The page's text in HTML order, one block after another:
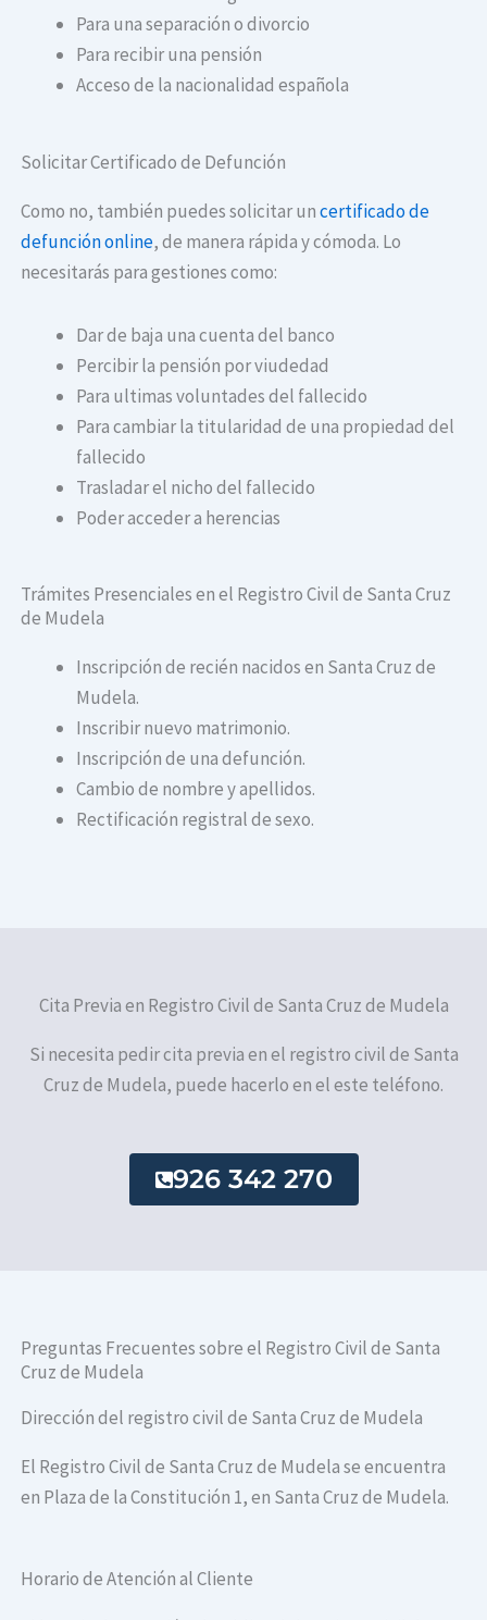
Para una separación o divorcio
Para recibir una pensión
Acceso de la nacionalidad española
Solicitar Certificado de Defunción
Como no, también puedes solicitar uncertificado de
defunción online, de manera rápida y cómoda. Lo
necesitarás para gestiones como:
Dar de baja una cuenta del banco
Percibir la pensión por viudedad
Para ultimas voluntades del fallecido
Para cambiar la titularidad de una propiedad del
fallecido
Trasladar el nicho del fallecido
Poder acceder a herencias
Trámites Presenciales en el Registro Civil de Santa Cruz
de Mudela
Inscripción de recién nacidos en Santa Cruz de
Mudela.
Inscribir nuevo matrimonio.
Inscripción de una defunción.
Cambio de nombre y apellidos.
Rectificación registral de sexo.
Cita Previa en Registro Civil de Santa Cruz de Mudela
Si necesita pedir cita previa en el registro civil de Santa
Cruz de Mudela, puede hacerlo en el este teléfono.
926 342 270
Preguntas Frecuentes sobre el Registro Civil de Santa
Cruz de Mudela
Dirección del registro civil de Santa Cruz de Mudela
El Registro Civil de Santa Cruz de Mudela se encuentra
en Plaza de la Constitución 1, en Santa Cruz de Mudela.
Horario de Atención al Cliente